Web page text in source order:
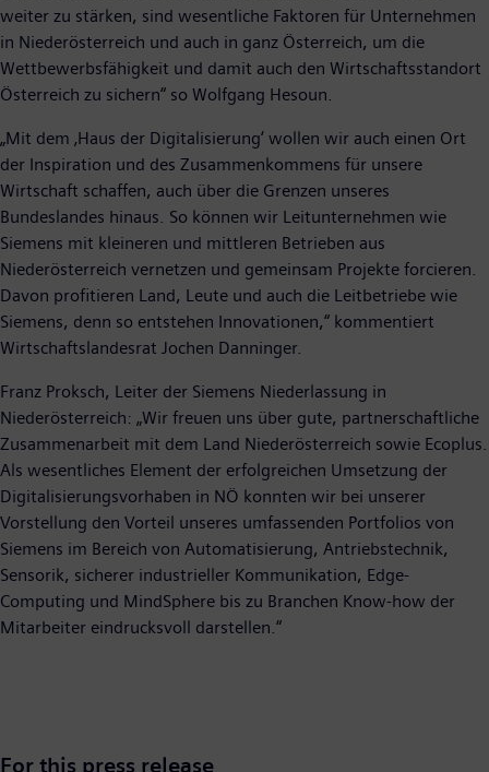
weiter zu stärken, sind wesentliche Faktoren für Unternehmen
in Niederösterreich und auch in ganz Österreich, um die
Wettbewerbsfähigkeit und damit auch den Wirtschaftsstandort
Österreich zu sichern“ so Wolfgang Hesoun.
„Mit dem ‚Haus der Digitalisierung‘ wollen wir auch einen Ort
der Inspiration und des Zusammenkommens für unsere
Wirtschaft schaffen, auch über die Grenzen unseres
Bundeslandes hinaus. So können wir Leitunternehmen wie
Siemens mit kleineren und mittleren Betrieben aus
Niederösterreich vernetzen und gemeinsam Projekte forcieren.
Davon profitieren Land, Leute und auch die Leitbetriebe wie
Siemens, denn so entstehen Innovationen,“ kommentiert
Wirtschaftslandesrat Jochen Danninger.
Franz Proksch, Leiter der Siemens Niederlassung in
Niederösterreich: „Wir freuen uns über gute, partnerschaftliche
Zusammenarbeit mit dem Land Niederösterreich sowie Ecoplus.
Als wesentliches Element der erfolgreichen Umsetzung der
Digitalisierungsvorhaben in NÖ konnten wir bei unserer
Vorstellung den Vorteil unseres umfassenden Portfolios von
Siemens im Bereich von Automatisierung, Antriebstechnik,
Sensorik, sicherer industrieller Kommunikation, Edge-
Computing und MindSphere bis zu Branchen Know-how der
Mitarbeiter eindrucksvoll darstellen.“
For this press release